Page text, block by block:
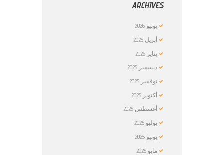
ARCHIVES
يونيو2026
أبريل2026
يناير2026
ديسمبر2025
نوفمبر2025
أكتوبر2025
أغسطس2025
يوليو2025
يونيو2025
مايو2025